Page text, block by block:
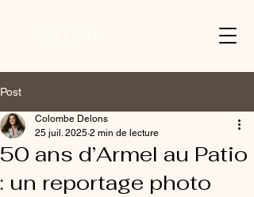
Post
50 ans d’Armel au Patio
: un reportage photo
Colombe Delons
25 juil. 2025 2 min de lecture